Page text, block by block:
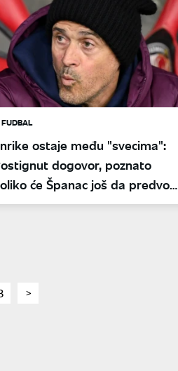
FUDBAL
ostaje među "svecima":
dogovor, poznato
će Španac još da predvodi
page